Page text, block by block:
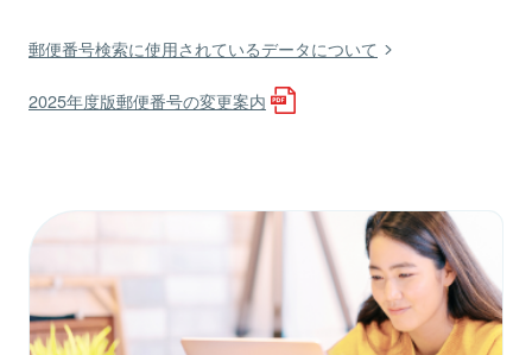
郵便番号検索に使用されているデータについて
2025年度版郵便番号の変更案内